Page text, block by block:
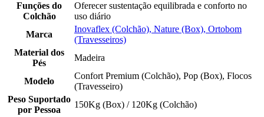
Funções do
Colchão
Oferecer sustentação equilibrada e conforto no
uso diário
Marca
Inovaflex (Colchão), Nature (Box), Ortobom
(Travesseiros)
Material dos
Pés
Madeira
Modelo
Confort Premium (Colchão), Pop (Box), Flocos
(Travesseiro)
Peso Suportado
por Pessoa
150Kg (Box) / 120Kg (Colchão)